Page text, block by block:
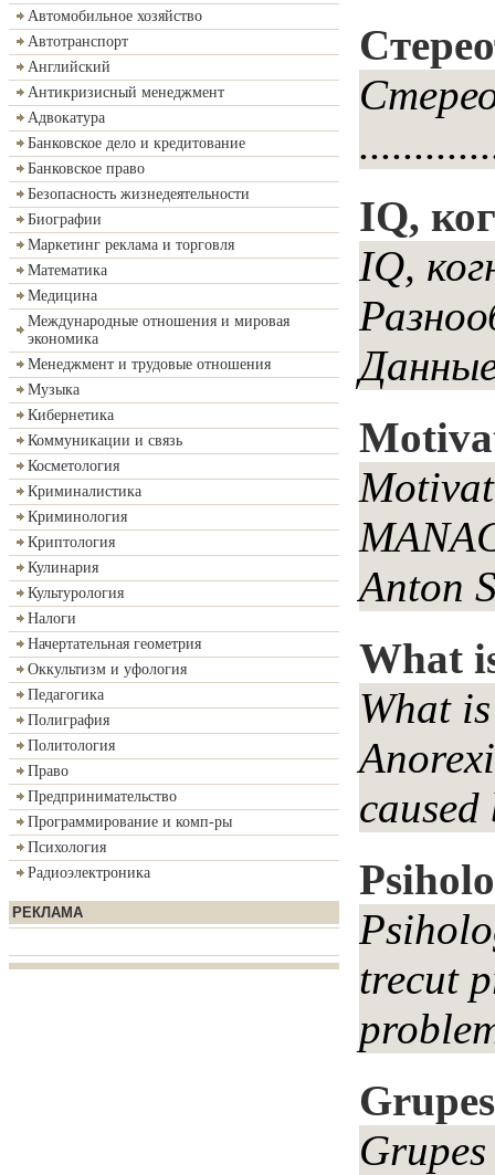
Автомобильное хозяйство
Автотранспорт
Английский
Антикризисный менеджмент
Адвокатура
Банковское дело и кредитование
Банковское право
Безопасность жизнедеятельности
Биографии
Маркетинг реклама и торговля
Математика
Медицина
Международные отношения и мировая
экономика
Менеджмент и трудовые отношения
Музыка
Кибернетика
Коммуникации и связь
Косметология
Криминалистика
Криминология
Криптология
Кулинария
Культурология
Налоги
Начертательная геометрия
Оккультизм и уфология
Педагогика
Полиграфия
Политология
Право
Предпринимательство
Программирование и комп-ры
Психология
Радиоэлектроника
РЕКЛАМА
IQ,
IQ,
Anton
What
What
trecut